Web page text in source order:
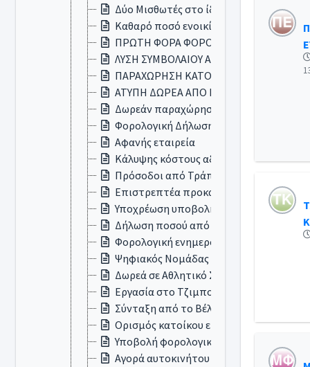
Δύο Μισθωτές στο ίδιο Ακίνητο
Καθαρό ποσό ενοικίου
ΠΡΩΤΗ ΦΟΡΑ ΦΟΡΟΛΟΓΙΚΗ ΔΗΛΩΣΗ
ΛΥΣΗ ΣΥΜΒΟΛΑΙΟΥ ΑΠΟ ΑΠΟΘΑΝΟΝΤΑ
ΠΑΡΑΧΩΡΗΣΗ ΚΑΤΟΙΚΙΑΣ ΑΠΟ ΜΟΝΙΜΟ
ΑΤΥΠΗ ΔΩΡΕΑ ΑΠΟ ΠΑΤΕΡΑ ΣΕ ΓΙΟ
Δωρεάν παραχώρηση κατοικίας
Φορολογική Δήλωση ( φιλοξενούμενος
Αφανής εταιρεία
Κάλυψης κόστους αδείας ειδικού
Πρόσοδοι από Τράπεζα
Επιστρεπτέα προκαταβολή σε ΑΕ
Υποχρέωση υποβολής Φορολογικής
Δήλωση ποσού από εξαγορά
Φορολογική ενημερότητα
Ψηφιακός Νομάδας και τρόπος
Δωρεά σε Αθλητικό Σωματείο
Εργασία στο Τζιμπουτί
Σύνταξη από το Βέλγιο
Ορισμός κατοίκου εξωτερικού
Υποβολή φορολογικής δήλωσης
Αγορά αυτοκινήτου